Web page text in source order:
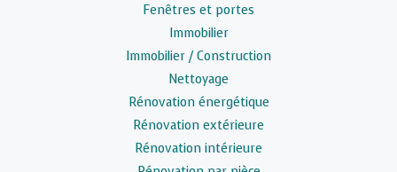
Fenêtres et portes
Immobilier
Immobilier / Construction
Nettoyage
Rénovation énergétique
Rénovation extérieure
Rénovation intérieure